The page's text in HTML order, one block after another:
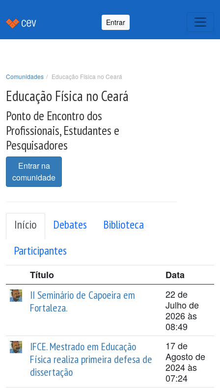
Entrar
Comunidades Educação Física no Ceará
Educação Física no Ceará
Ponto de Encontro dos
Profissionais, Estudantes e
Pesquisadores
Entrar na
comunidade
Início Debates
Biblioteca
Participantes
Título Data
II Seminário de Capoeira em
Fortaleza.
22 de
Julho de
2026 às
08:49
IFCE. Mestrado em Educação
Física realiza primeira defesa de
dissertação
17 de
Agosto de
2024 às
07:24